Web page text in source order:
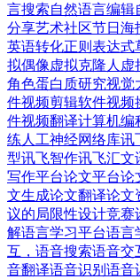
言搜索自然语言编辑
分享艺术社区节日海
英语转化正则表达式
拟偶像虚拟克隆人 虚
角色蛋白质研究视觉
件视频剪辑软件视频
件视频翻译计算机编
练人工神经网络库讯
型讯飞智作讯飞汇文
写作平台论文平台论
文生成论文翻译论文
议的局限性设计竞赛
解语言学习平台语言
互，语音搜索语音交
音翻译语音识别 语音